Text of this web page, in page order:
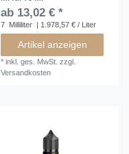
ab 13,02 € *
7 Milliliter | 1.978,57 € / Liter
Artikel anzeigen
*inkl. ges. MwSt. zzgl.
Versandkosten